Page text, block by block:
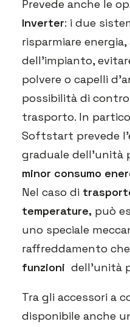
Prevede anche le
Inverter: i due
risparmiare
dell’impianto,
polvere o capelli
possibilità di
trasporto. In
Softstart prevede
graduale dell’unità
minor consumo
Nel caso di
temperature, può
uno speciale
raffreddamento che
funzioni dell’unità
Tra gli accessori a
disponibile anche